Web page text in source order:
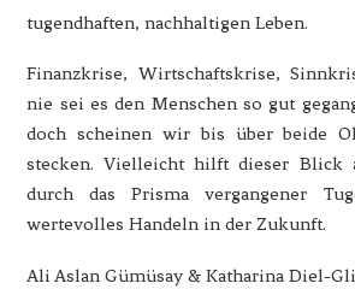
tugendhaften, nachhaltigen Leben.
Finanzkrise, Wirtschaftskrise,
nie sei es den Menschen so gut
doch scheinen wir bis über beide
stecken. Vielleicht hilft dieser Blick
durch das Prisma vergangener
wertevolles Handeln in der Zukunft.
Ali Aslan Gümüsay & Katharina Diel-